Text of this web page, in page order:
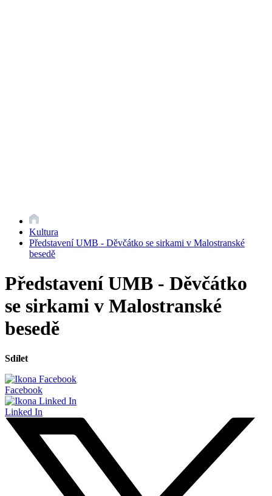
Kultura
Představení UMB - Děvčátko se sirkami v Malostranské
besedě
Představení UMB - Děvčátko
se sirkami v Malostranské
besedě
Sdílet
Facebook
Linked In